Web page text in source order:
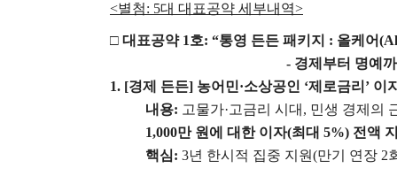
<별첨: 5대 대표공약 세부내역>
□ 대표공약 1호: “통영 든든 패키지 : 올케어
- 경제부터 명예
1. [경제 든든] 농어민·소상공인 ‘제로금리 ’ 이
내용: 고물가·고금리 시대 , 민생 경제의
1,000만 원에 대한 이자(최대 5%) 전액
핵심: 3년 한시적 집중 지원(만기 연장 2